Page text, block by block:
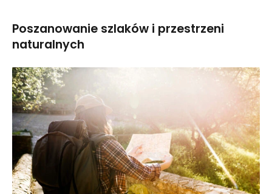
Poszanowanie szlaków i przestrzeni
naturalnych